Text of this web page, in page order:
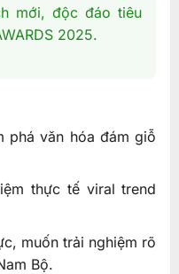
mới, độc đáo tiêu
2025.
phá văn hóa đám giỗ
thực tế viral trend
muốn trải nghiệm rõ
Bộ.